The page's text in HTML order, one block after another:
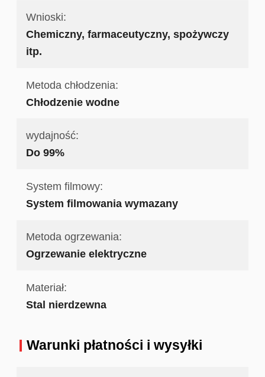
Wnioski:
Chemiczny, farmaceutyczny, spożywczy
itp.
Metoda chłodzenia:
Chłodzenie wodne
wydajność:
Do 99%
System filmowy:
System filmowania wymazany
Metoda ogrzewania:
Ogrzewanie elektryczne
Materiał:
Stal nierdzewna
Warunki płatności i wysyłki